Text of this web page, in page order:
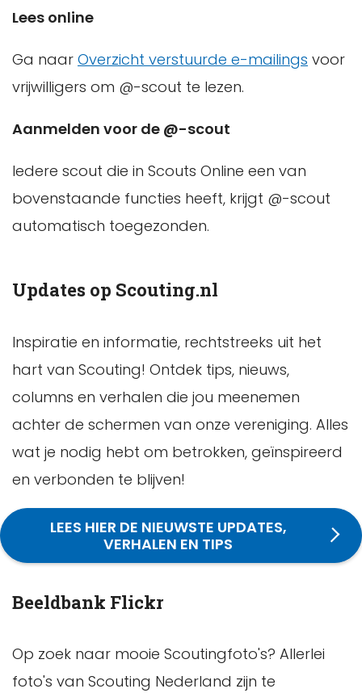
Lees online
Ga naar Overzicht verstuurde e-mailings voor
vrijwilligers om @-scout te lezen.
Aanmelden voor de @-scout
Iedere scout die in Scouts Online een van
bovenstaande functies heeft, krijgt @-scout
automatisch toegezonden.
Updates op Scouting.nl
Inspiratie en informatie, rechtstreeks uit het
hart van Scouting! Ontdek tips, nieuws,
columns en verhalen die jou meenemen
achter de schermen van onze vereniging. Alles
wat je nodig hebt om betrokken, geïnspireerd
en verbonden te blijven!
LEES HIER DE NIEUWSTE UPDATES,
VERHALEN EN TIPS
Beeldbank Flickr
Op zoek naar mooie Scoutingfoto's? Allerlei
foto's van Scouting Nederland zijn te